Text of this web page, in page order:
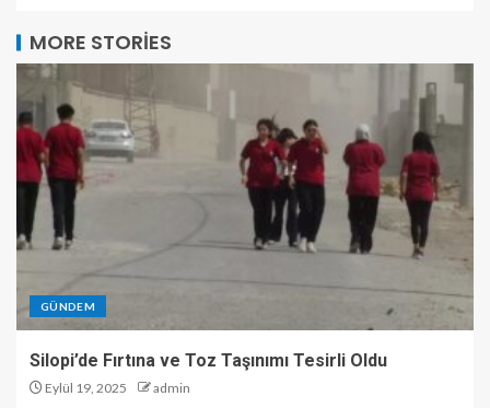
MORE STORIES
GÜNDEM
Silopi’de Fırtına ve Toz Taşınımı Tesirli Oldu
Eylül 19, 2025 admin